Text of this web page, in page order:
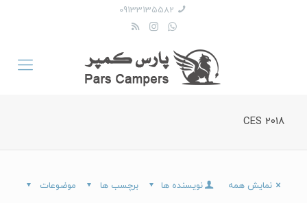
09133135582
CES 2018
موضوعات برچسب ها نویسنده ها نمایش همه